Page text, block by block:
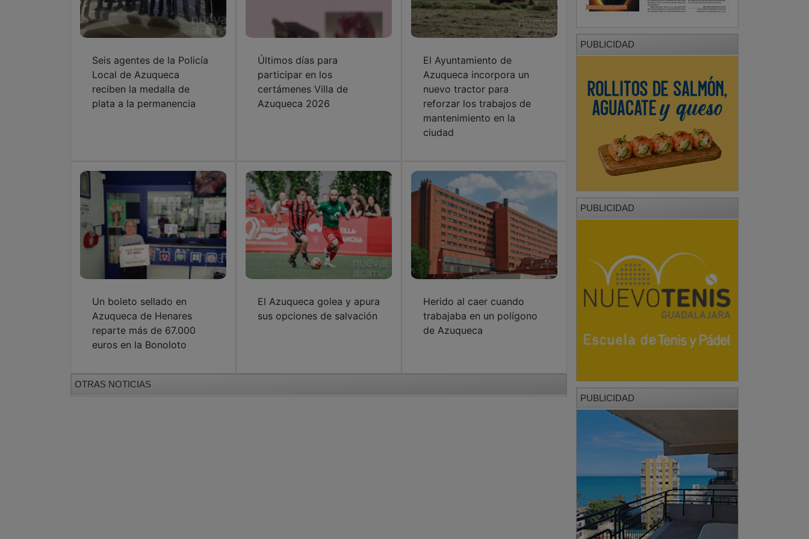
Seis agentes de la Policía
Local de Azuqueca
reciben la medalla de
plata a la permanencia
Últimos días para
participar en los
certámenes Villa de
Azuqueca 2026
El Ayuntamiento de
Azuqueca incorpora un
nuevo tractor para
reforzar los trabajos de
mantenimiento en la
ciudad
Un boleto sellado en
Azuqueca de Henares
reparte más de 67.000
euros en la Bonoloto
El Azuqueca golea y apura
sus opciones de salvación
Herido al caer cuando
trabajaba en un polígono
de Azuqueca
OTRAS NOTICIAS
PUBLICIDAD
PUBLICIDAD
PUBLICIDAD